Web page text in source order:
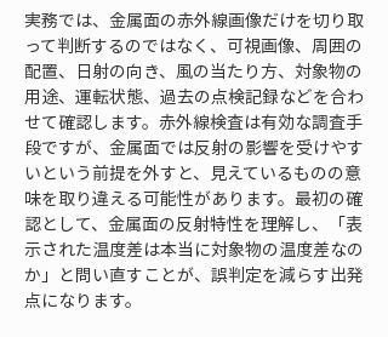
実務では、金属面の赤外線画像だけを切り取
って判断するのではなく、可視画像、周囲の
配置、日射の向き、風の当たり方、対象物の
用途、運転状態、過去の点検記録などを合わ
せて確認します。赤外線検査は有効な調査手
段ですが、金属面では反射の影響を受けやす
いという前提を外すと、見えているものの意
味を取り違える可能性があります。最初の確
認として、金属面の反射特性を理解し、「表
示された温度差は本当に対象物の温度差なの
か」と問い直すことが、誤判定を減らす出発
点になります。